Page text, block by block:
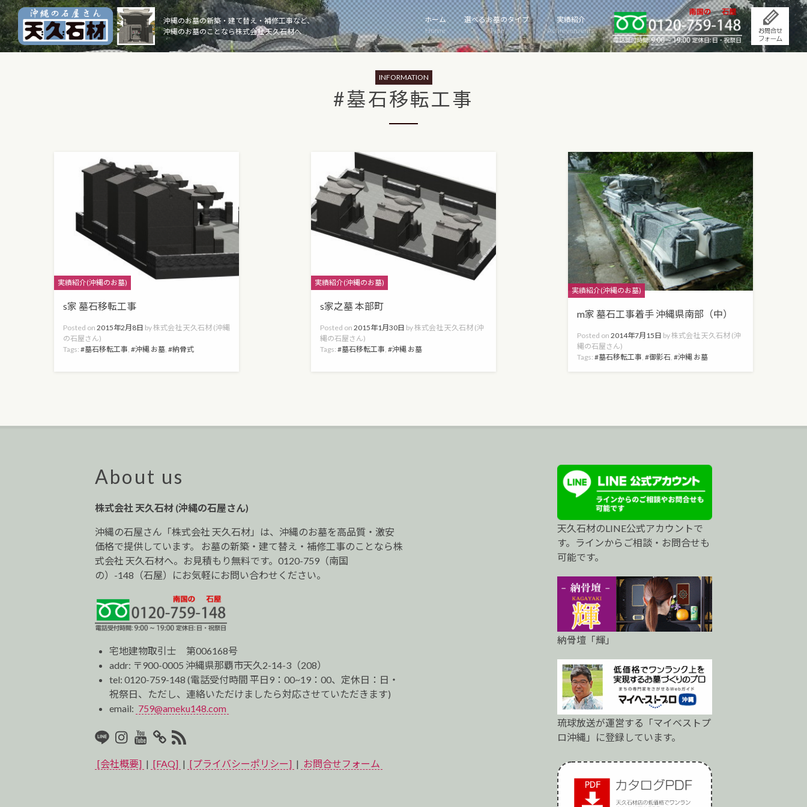
Skip
to
content
沖縄のお墓の新築・建て替え・補修工事など、
沖縄のお墓のことなら株式会社 天久石材へ
ホーム
Home
選べるお墓のタイプ
Type
実績紹介
Achievements
INFORMATION
#墓石移転工事
Categories
実績紹介(沖縄のお墓)
s家 墓石移転工事
Posted on 2015年2月8日 by株式会社 天久石材 (沖縄
の石屋さん)
Tags:
墓石移転工事 沖縄 お墓, 納骨式
Categories
実績紹介(沖縄のお墓)
s家之墓 本部町
Posted on 2015年1月30日 by株式会社 天久石材 (沖
縄の石屋さん)
Tags:
墓石移転工事 沖縄 お墓
Categories
実績紹介(沖縄のお墓)
m家 墓石工事着手 沖縄県南部（中）
Posted on 2014年7月15日 by株式会社 天久石材 (沖
縄の石屋さん)
Tags:
墓石移転工事, 御影石, 沖縄 お墓
About us
株式会社 天久石材 (沖縄の石屋さん)
沖縄の石屋さん「株式会社 天久石材」は、沖縄のお墓を高品質・激安
価格で提供しています。 お墓の新築・建て替え・補修工事のことなら株
式会社 天久石材へ。お見積もり無料です。0120-759（南国
の）-148（石屋）にお気軽にお問い合わせください。
宅地建物取引士 第006168号
addr: 〒900-0005 沖縄県那覇市天久2-14-3（208）
tel:0120-759-148 (電話受付時間 平日9：00~19：00、定休日：日・
祝祭日、ただし、連絡いただけましたら対応させていただきます)
email: 759@ameku148.com
LINEInstagram
Youtube
マ
イ
RSS2
[会社概要] | [FAQ] | [プライバシーポリシー] | お問合せフォーム
天久石材のLINE公式アカウントで
す。ラインからご相談・お問合せも
可能です。
納骨壇「輝」
琉球放送が運営する「マイベストプ
ロ沖縄」に登録しています。